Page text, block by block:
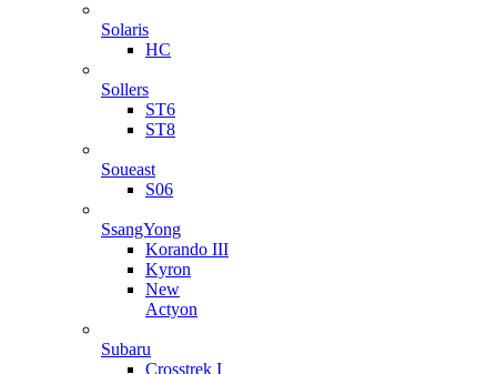
Solaris
HC
Sollers
ST6
ST8
Soueast
S06
SsangYong
Korando III
Kyron
New
Actyon
Subaru
Crosstrek I